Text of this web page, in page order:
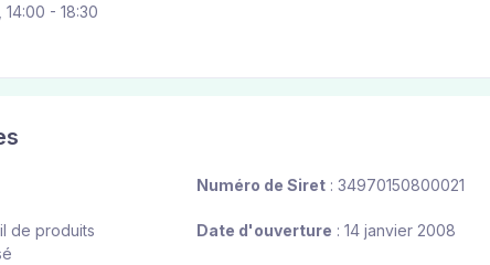
- 18:30
de produits
Numéro de Siret : 34970150800021
Date d'ouverture : 14 janvier 2008